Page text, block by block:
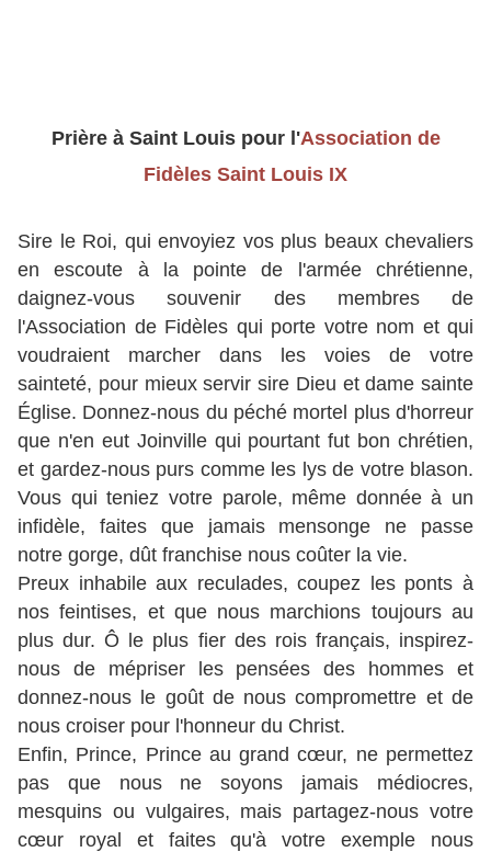
Prière à Saint Louis pour l'Association de
Fidèles Saint Louis IX
Sire le Roi, qui envoyiez vos plus beaux chevaliers
en escoute à la pointe de l'armée chrétienne,
daignez-vous souvenir des membres de
l'Association de Fidèles qui porte votre nom et qui
voudraient marcher dans les voies de votre
sainteté, pour mieux servir sire Dieu et dame sainte
Église. Donnez-nous du péché mortel plus d'horreur
que n'en eut Joinville qui pourtant fut bon chrétien,
et gardez-nous purs comme les lys de votre blason.
Vous qui teniez votre parole, même donnée à un
infidèle, faites que jamais mensonge ne passe
notre gorge, dût franchise nous coûter la vie.
Preux inhabile aux reculades, coupez les ponts à
nos feintises, et que nous marchions toujours au
plus dur. Ô le plus fier des rois français, inspirez-
nous de mépriser les pensées des hommes et
donnez-nous le goût de nous compromettre et de
nous croiser pour l'honneur du Christ.
Enfin, Prince, Prince au grand cœur, ne permettez
pas que nous ne soyons jamais médiocres,
mesquins ou vulgaires, mais partagez-nous votre
cœur royal et faites qu'à votre exemple nous